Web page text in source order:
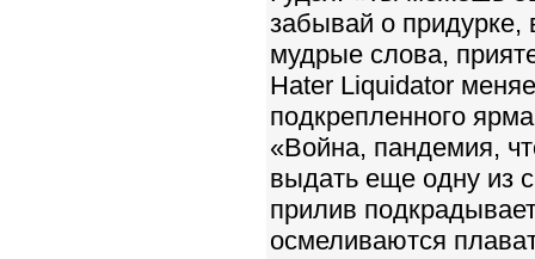
забывай о придурке,
мудрые слова,
Hater Liquidator
подкрепленного
«Война, пандемия,
выдать еще одну из
прилив
осмеливаются